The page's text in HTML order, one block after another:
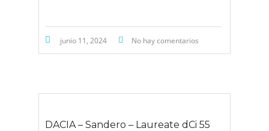
junio 11, 2024 No hay comentarios
DACIA – Sandero – Laureate dCi 55